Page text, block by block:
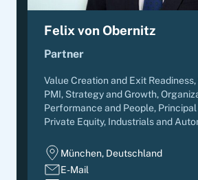
Felix von Obernitz
Partner
Value Creation and Exit
PMI, Strategy and Growth,
Performance and People,
Private Equity, Industrials and
München, Deutschland
E-Mail